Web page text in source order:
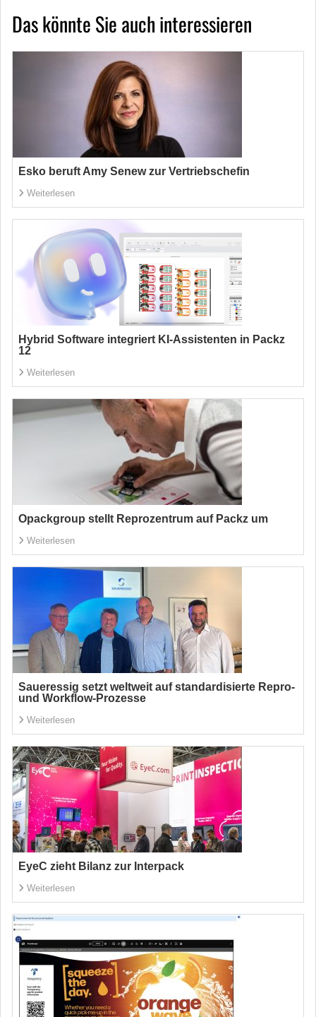
Das könnte Sie auch interessieren
Esko beruft Amy Senew zur Vertriebschefin
Weiterlesen
Hybrid Software integriert KI-Assistenten in Packz
12
Weiterlesen
Opackgroup stellt Reprozentrum auf Packz um
Weiterlesen
Saueressig setzt weltweit auf standardisierte Repro-
und Workflow-Prozesse
Weiterlesen
EyeC zieht Bilanz zur Interpack
Weiterlesen